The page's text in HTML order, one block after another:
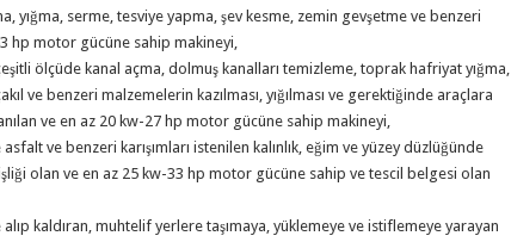
yığma, serme, tesviye yapma, şev kesme, zemin gevşetme ve benzeri
hp motor gücüne sahip makineyi,
ölçüde kanal açma, dolmuş kanalları temizleme, toprak hafriyat yığma,
ve benzeri malzemelerin kazılması, yığılması ve gerektiğinde araçlara
ve en az 20 kw-27 hp motor gücüne sahip makineyi,
ve benzeri karışımları istenilen kalınlık, eğim ve yüzey düzlüğünde
olan ve en az 25 kw-33 hp motor gücüne sahip ve tescil belgesi olan
kaldıran, muhtelif yerlere taşımaya, yüklemeye ve istiflemeye yarayan